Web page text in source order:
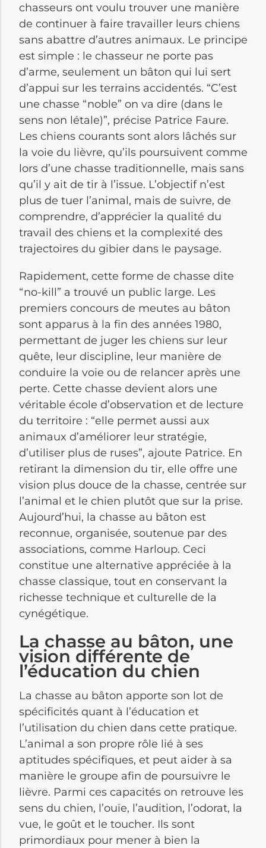
chasseurs ont voulu trouver une manière
de continuer à faire travailler leurs chiens
sans abattre d’autres animaux. Le principe
est simple : le chasseur ne porte pas
d’arme, seulement un bâton qui lui sert
d’appui sur les terrains accidentés. “C’est
une chasse “noble” on va dire (dans le
sens non létale)”, précise Patrice Faure.
Les chiens courants sont alors lâchés sur
la voie du lièvre, qu’ils poursuivent comme
lors d’une chasse traditionnelle, mais sans
qu’il y ait de tir à l’issue. L’objectif n’est
plus de tuer l’animal, mais de suivre, de
comprendre, d’apprécier la qualité du
travail des chiens et la complexité des
trajectoires du gibier dans le paysage.
Rapidement, cette forme de chasse dite
“no-kill” a trouvé un public large. Les
premiers concours de meutes au bâton
sont apparus à la fin des années 1980,
permettant de juger les chiens sur leur
quête, leur discipline, leur manière de
conduire la voie ou de relancer après une
perte. Cette chasse devient alors une
véritable école d’observation et de lecture
du territoire : “elle permet aussi aux
animaux d’améliorer leur stratégie,
d’utiliser plus de ruses”, ajoute Patrice. En
retirant la dimension du tir, elle offre une
vision plus douce de la chasse, centrée sur
l’animal et le chien plutôt que sur la prise.
Aujourd’hui, la chasse au bâton est
reconnue, organisée, soutenue par des
associations, comme Harloup. Ceci
constitue une alternative appréciée à la
chasse classique, tout en conservant la
richesse technique et culturelle de la
cynégétique.
La chasse au bâton, une
vision différente de
l’éducation du chien
La chasse au bâton apporte son lot de
spécificités quant à l’éducation et
l’utilisation du chien dans cette pratique.
L’animal a son propre rôle lié à ses
aptitudes spécifiques, et peut aider à sa
manière le groupe afin de poursuivre le
lièvre. Parmi ces capacités on retrouve les
sens du chien, l’ouïe, l’audition, l’odorat, la
vue, le goût et le toucher. Ils sont
primordiaux pour mener à bien la